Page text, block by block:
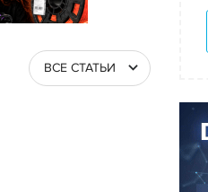
ВСЕ СТАТЬИ